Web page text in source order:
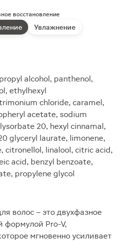
восстановление
Увлажнение
alcohol, panthenol,
ethylhexyl
chloride, caramel,
acetate, sodium
20, hexyl cinnamal,
glyceryl laurate, limonene,
citronellol, linalool, citric acid,
acid, benzyl benzoate,
propylene glycol
волос – это двухфазное
формулой Pro-V,
мгновенно усиливает